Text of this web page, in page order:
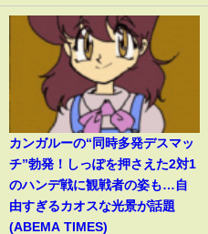
カンガルーの“同時多発デスマッ
チ”勃発！しっぽを押さえた2対1
のハンデ戦に観戦者の姿も…自
由すぎるカオスな光景が話題
(ABEMA TIMES)